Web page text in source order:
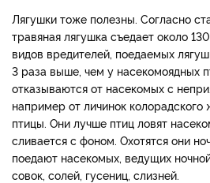
Лягушки тоже полезны. Согласно
травяная лягушка съедает около
видов вредителей, поедаемых
3 раза выше, чем у насекомоядных
отказываются от насекомых с
например от личинок колорадского
птицы. Они лучше птиц ловят
сливается с фоном. Охотятся они
поедают насекомых, ведущих
совок, солей, гусениц, слизней.